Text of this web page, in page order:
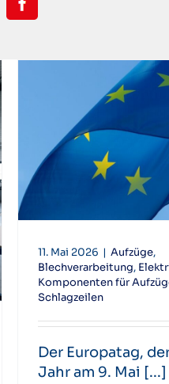
11. Mai 2026 | Aufzüge,
Blechverarbeitung,
Komponenten für
Schlagzeilen
Der Europatag,
Jahr am 9. Mai [...]